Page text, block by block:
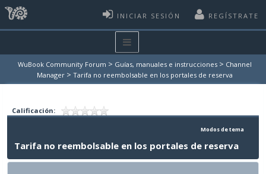
INICIAR SESIÓN REGÍSTRATE
WuBook Community Forum > Guías, manuales e instrucciones > Channel
Manager > Tarifa no reembolsable en los portales de reserva
Calificación:
Modos de tema
Tarifa no reembolsable en los portales de reserva